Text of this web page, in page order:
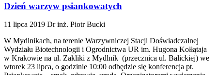
Dzień warzyw psiankowatych
11 lipca 2019 Dr inż. Piotr Bucki
W Mydlnikach, na terenie Warzywniczej Stacji Doświadczalnej
Wydziału Biotechnologii i Ogrodnictwa UR im. Hugona Kołłątaja
w Krakowie na ul. Zakliki z Mydlnik (przecznica ul. Balickiej) we
wtorek 23 lipca, o godzinie 10:00 odbędzie się konferencja pt.